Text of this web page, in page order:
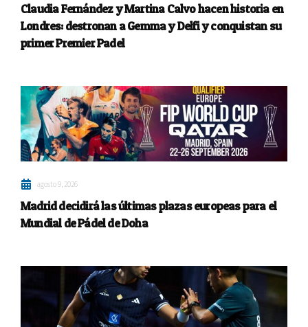
Claudia Fernández y Martina Calvo hacen historia en
Londres: destronan a Gemma y Delfi y conquistan su
primer Premier Padel
agosto 9, 2026
Madrid decidirá las últimas plazas europeas para el
Mundial de Pádel de Doha